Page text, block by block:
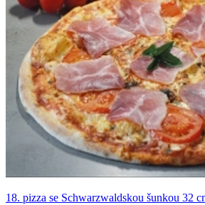
18. pizza se Schwarzwaldskou šunkou 32